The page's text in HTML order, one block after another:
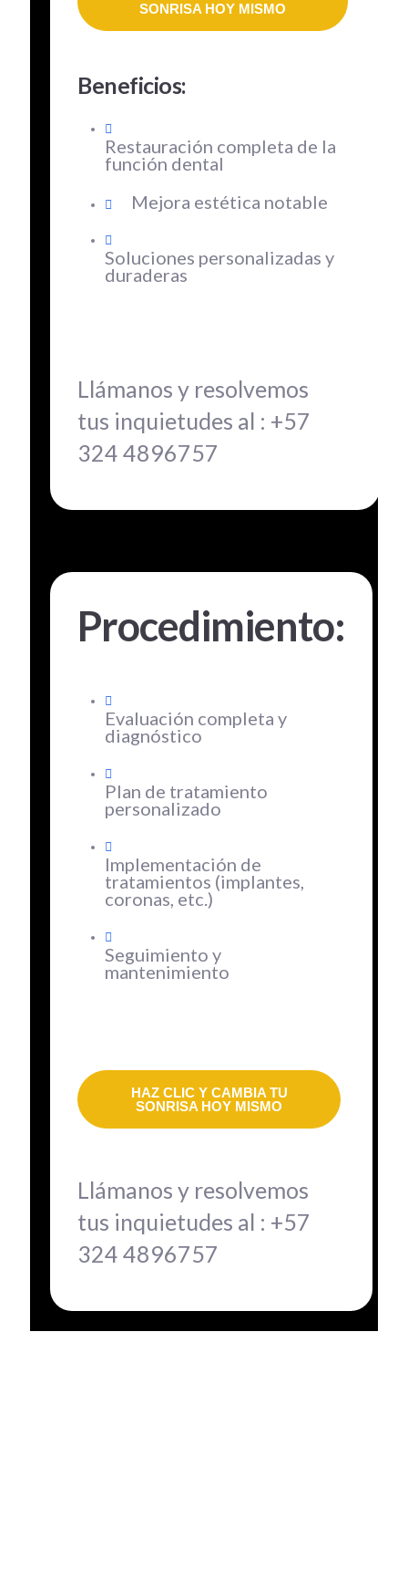
SONRISA HOY MISMO
Beneficios:
Restauración completa de la
función dental
Mejora estética notable
Soluciones personalizadas y
duraderas
Llámanos y resolvemos
tus inquietudes al : +57
324 4896757
Procedimiento:
Evaluación completa y
diagnóstico
Plan de tratamiento
personalizado
Implementación de
tratamientos (implantes,
coronas, etc.)
Seguimiento y
mantenimiento
HAZ CLIC Y CAMBIA TU
SONRISA HOY MISMO
Llámanos y resolvemos
tus inquietudes al : +57
324 4896757